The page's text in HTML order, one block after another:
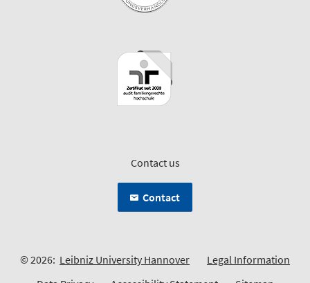
Contact us
Contact
© 2026: Leibniz University Hannover
Legal Information